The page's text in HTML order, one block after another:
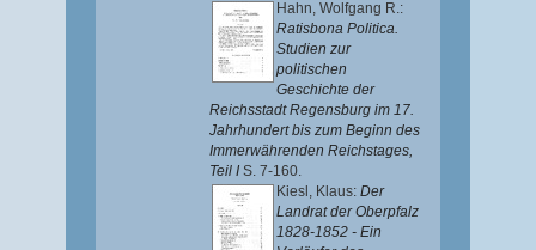
Hahn, Wolfgang R.:
Ratisbona Politica.
Studien zur
politischen
Geschichte der
Reichsstadt Regensburg im 17.
Jahrhundert bis zum Beginn des
Immerwährenden Reichstages,
Teil I S. 7-160.
Kiesl, Klaus: Der
Landrat der Oberpfalz
1828-1852 - Ein